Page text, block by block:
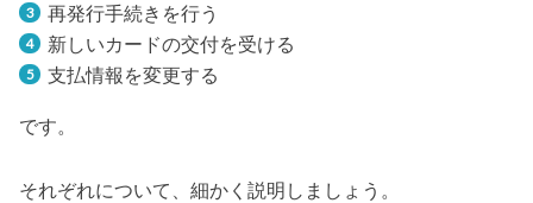
再発行手続きを行う
新しいカードの交付を受ける
支払情報を変更する
です。
それぞれについて、細かく説明しましょう。